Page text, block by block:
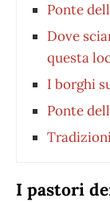
Ponte
Dove
questa
I borghi
Ponte
I pastori